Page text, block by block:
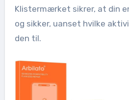
Klistermærket sikrer, at din
og sikker, uanset hvilke
den til.